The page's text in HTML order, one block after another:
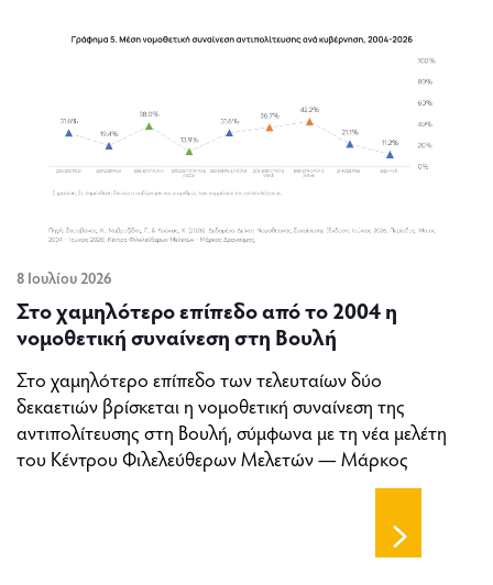
8 Ιουλίου 2026
Στο χαμηλότερο επίπεδο από το 2004 η
νομοθετική συναίνεση στη Βουλή
Στο χαμηλότερο επίπεδο των τελευταίων δύο
δεκαετιών βρίσκεται η νομοθετική συναίνεση της
αντιπολίτευσης στη Βουλή, σύμφωνα με τη νέα μελέτη
του Κέντρου Φιλελεύθερων Μελετών — Μάρκος